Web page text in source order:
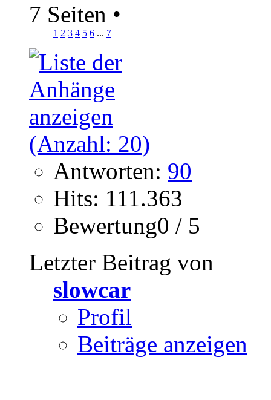
7 Seiten •
1 2 3 4 5 6 ... 7
Antworten: 90
Hits: 111.363
Bewertung0 / 5
Letzter Beitrag von
slowcar
Profil
Beiträge anzeigen